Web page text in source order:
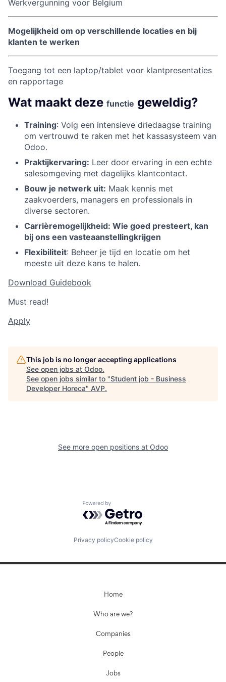
Submit your summary
Contact Us
Werkvergunning voor Belgium
Mogelijkheid om op verschillende locaties en bij
klanten te werken
Toegang tot een laptop/tablet voor klantpresentaties
en rapportage
Wat maakt deze functie geweldig?
Training: Volg een intensieve driedaagse training
om vertrouwd te raken met het kassasysteem van
Odoo.
Praktijkervaring: Leer door ervaring in een echte
salesomgeving met dagelijks klantcontact.
Bouw je netwerk uit: Maak kennis met
zaakvoerders, managers en professionals in
diverse sectoren.
Carrièremogelijkheid: Wie goed presteert, kan
bij ons een vasteaanstellingkrijgen
Flexibiliteit: Beheer je tijd en locatie om het
meeste uit deze kans te halen.
Download Guidebook
Must read!
Apply
This job is no longer accepting applications
See open jobs at Odoo.
See open jobs similar to "Student job - Business
Developer Horeca" AVP.
See more open positions at Odoo
Powered by Getro.com
Privacy policyCookie policy
Home
Who are we?
Companies
People
Jobs